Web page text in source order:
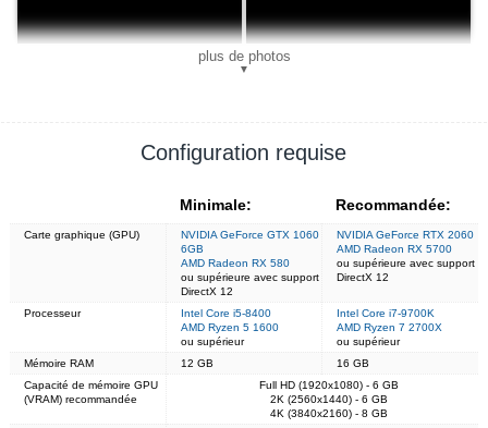
plus de photos
▼
Configuration requise
Minimale: Recommandée:
Carte graphique (GPU)
NVIDIA GeForce GTX 1060
6GB
AMD Radeon RX 580
ou supérieure avec support
DirectX 12
NVIDIA GeForce RTX 2060
AMD Radeon RX 5700
ou supérieure avec support
DirectX 12
Processeur
Intel Core i5-8400
AMD Ryzen 5 1600
ou supérieur
Intel Core i7-9700K
AMD Ryzen 7 2700X
ou supérieur
Mémoire RAM
12 GB
16 GB
Capacité de mémoire GPU
(VRAM) recommandée
Full HD (1920x1080) - 6 GB
2K (2560x1440) - 6 GB
4K (3840x2160) - 8 GB